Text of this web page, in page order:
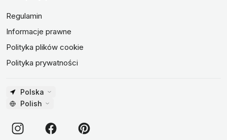
Regulamin
Informacje prawne
Polityka plików cookie
Polityka prywatności
Polska
Polish